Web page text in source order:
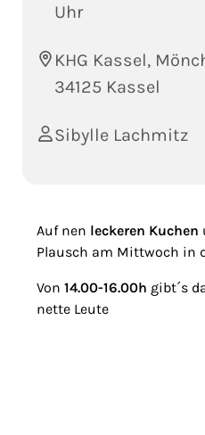
Uhr
KHG Kassel,
34125 Kassel
Sibylle Lachmitz
Auf nen leckeren Kuchen
Plausch am Mittwoch in
Von 14.00-16.00h gibt´s
nette Leute